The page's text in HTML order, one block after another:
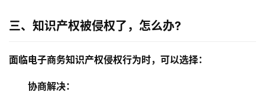
三、知识产权被侵权了，怎么办?
面临电子商务知识产权侵权行为时，可以选择：
协商解决：